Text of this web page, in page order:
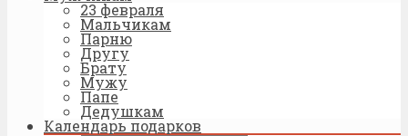
23 февраля
Мальчикам
Парню
Другу
Брату
Мужу
Папе
Дедушкам
Календарь подарков